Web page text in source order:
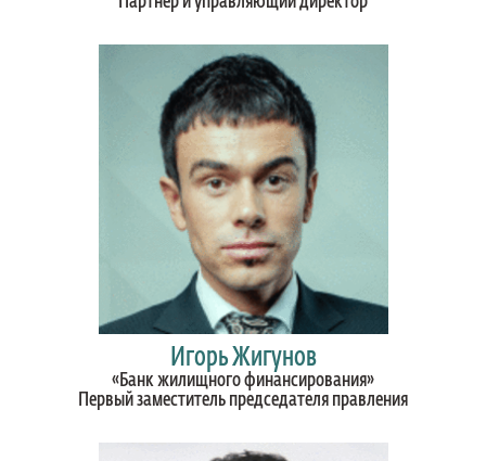
Игорь Жигунов
«Банк жилищного финансирования»
Первый заместитель председателя правления